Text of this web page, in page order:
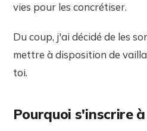
vies pour les concrétiser.
Du coup, j'ai décidé de les
mettre à disposition de
toi.
Pourquoi s'inscrire